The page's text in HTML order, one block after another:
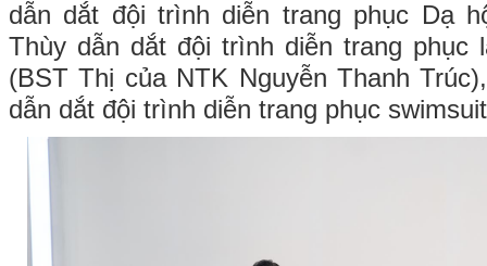
dẫn dắt đội trình diễn trang phục Dạ
Thùy dẫn dắt đội trình diễn trang phục
(BST Thị của NTK Nguyễn Thanh
dẫn dắt đội trình diễn trang phục